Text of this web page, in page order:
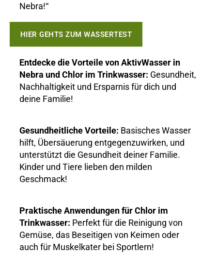
Nebra!“
HIER GEHTS ZUM WASSERTEST
Entdecke die Vorteile von AktivWasser in
Nebra und Chlor im Trinkwasser: Gesundheit,
Nachhaltigkeit und Ersparnis für dich und
deine Familie!
Gesundheitliche Vorteile: Basisches Wasser
hilft, Übersäuerung entgegenzuwirken, und
unterstützt die Gesundheit deiner Familie.
Kinder und Tiere lieben den milden
Geschmack!
Praktische Anwendungen für Chlor im
Trinkwasser: Perfekt für die Reinigung von
Gemüse, das Beseitigen von Keimen oder
auch für Muskelkater bei Sportlern!